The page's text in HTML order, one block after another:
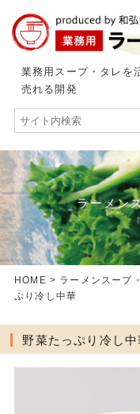
業務用スープ・タレを
売れる開発
ラーメン
HOME > ラーメンスープ
ぷり冷し中華
野菜たっぷり冷し中